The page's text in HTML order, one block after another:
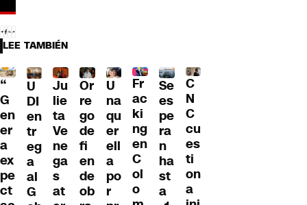
LEE TAMBIÉN
“
G
en
er
a
ex
pe
ct
U
DI
en
tr
eg
a
al
G
Ju
lie
ta
Ve
ne
ga
s
at
Or
re
go
de
fi
en
de
ob
U
na
qu
er
ell
a
po
r
Fr
ac
ki
ng
en
C
ol
o
Se
es
pe
ra
n
ha
st
a
C
N
C
cu
es
ti
on
a